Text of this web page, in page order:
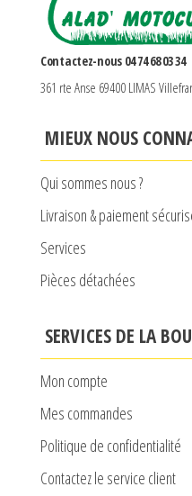
Contactez-nous 04 74 68 03 34
361 rte Anse 69400 LIMAS
MIEUX NOUS
Qui sommes nous ?
Livraison & paiement
Services
Pièces détachées
SERVICES DE LA
Mon compte
Mes commandes
Politique de confidentialité
Contactez le service client